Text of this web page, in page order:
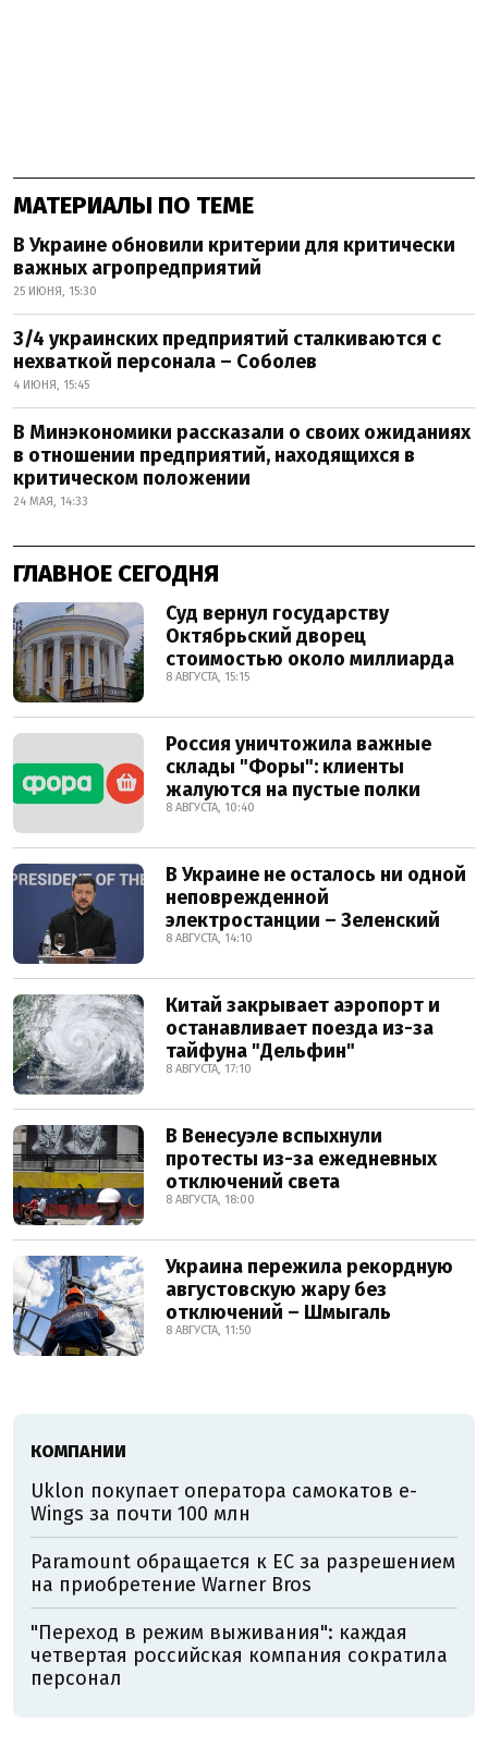
МАТЕРИАЛЫ ПО ТЕМЕ
В Украине обновили критерии для критически
важных агропредприятий
25 ИЮНЯ, 15:30
3/4 украинских предприятий сталкиваются с
нехваткой персонала – Соболев
4 ИЮНЯ, 15:45
В Минэкономики рассказали о своих ожиданиях
в отношении предприятий, находящихся в
критическом положении
24 МАЯ, 14:33
ГЛАВНОЕ СЕГОДНЯ
Суд вернул государству
Октябрьский дворец
стоимостью около миллиарда
8 АВГУСТА, 15:15
Россия уничтожила важные
склады "Форы": клиенты
жалуются на пустые полки
8 АВГУСТА, 10:40
В Украине не осталось ни одной
неповрежденной
электростанции – Зеленский
8 АВГУСТА, 14:10
Китай закрывает аэропорт и
останавливает поезда из-за
тайфуна "Дельфин"
8 АВГУСТА, 17:10
В Венесуэле вспыхнули
протесты из-за ежедневных
отключений света
8 АВГУСТА, 18:00
Украина пережила рекордную
августовскую жару без
отключений – Шмыгаль
8 АВГУСТА, 11:50
КОМПАНИИ
Uklon покупает оператора самокатов e-
Wings за почти 100 млн
Paramount обращается к ЕС за разрешением
на приобретение Warner Bros
"Переход в режим выживания": каждая
четвертая российская компания сократила
персонал